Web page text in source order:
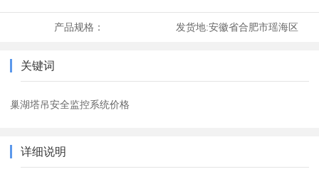
产品规格： 发货地:安徽省合肥市瑶海区
关键词
巢湖塔吊安全监控系统价格
详细说明